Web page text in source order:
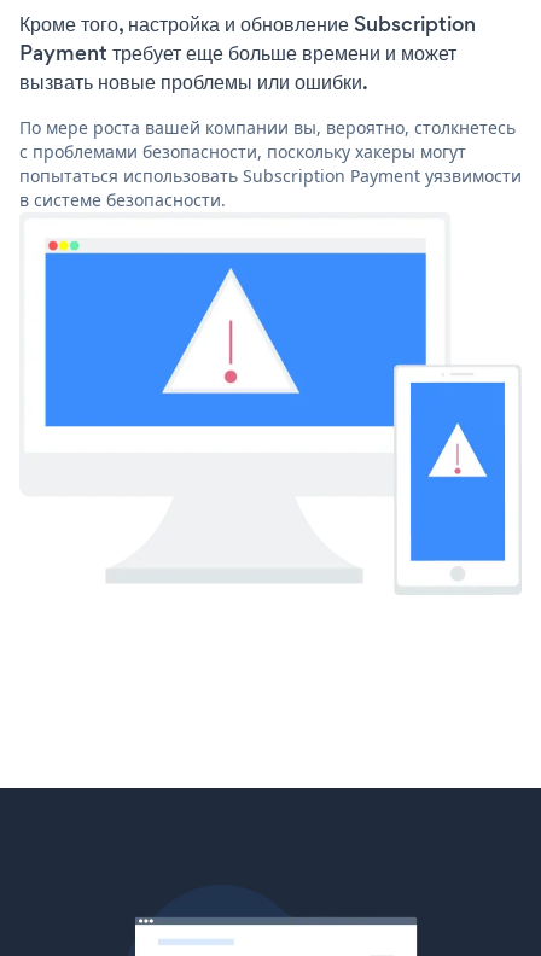
Кроме того, настройка и обновление Subscription
Payment требует еще больше времени и может
вызвать новые проблемы или ошибки.
По мере роста вашей компании вы, вероятно, столкнетесь
с проблемами безопасности, поскольку хакеры могут
попытаться использовать Subscription Payment уязвимости
в системе безопасности.